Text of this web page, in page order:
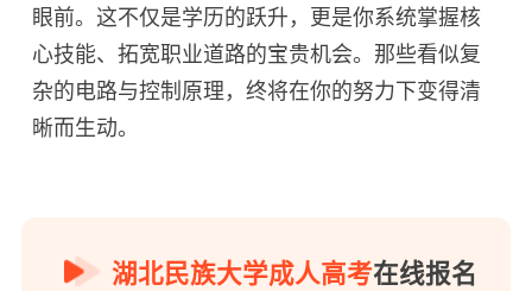
眼前。这不仅是学历的跃升，更是你系统掌握核
心技能、拓宽职业道路的宝贵机会。那些看似复
杂的电路与控制原理，终将在你的努力下变得清
晰而生动。
湖北民族大学成人高考在线报名